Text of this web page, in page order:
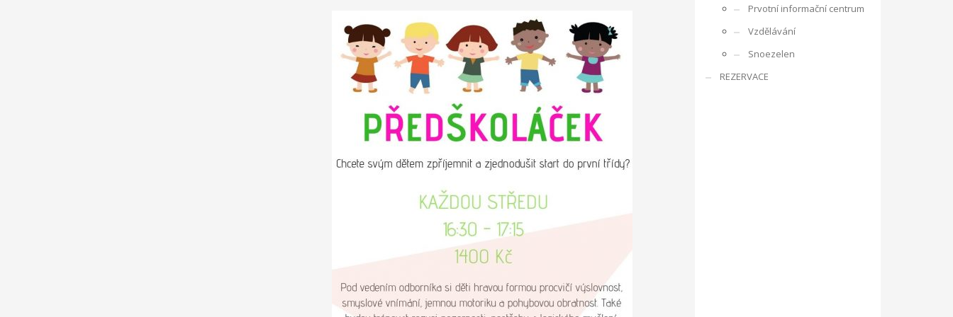
rozhodovací pravomocí. Účastníci se sejdou v třikrát během víkendu a třikrát v odpoledních hodinách. Projekt bude uzavřen konferencí s ostatními účastníky, obdobrníky a lidmi z
Everybody is unique Projekt Everybody is unique se zaměřuje na rozpoznání osobnosti mládeže,
diagnostiky a poté jejich vlastní motivaci k rozvoji. Reaguje na nárůst počtu nezaměstnaných mladých lidí, kteří neví, co chtějí - jaká oblast je zajímá, co umí apod. V rámci projektu je
realizován školící kurz pro pracovníky s mládeží z partnerských zemí: Řecko, Kypr, Itálie, Litva a hostitelská země ČR. Kurz proběhne v listopadu 2016 ve Zlíně v ČR, v organizaci RC
Kamarád-Nenuda. Pracovníci se budou rozvíjet v oblastech: psychologie osobnosti, interkulturní sdílení, Snoezelen v praxi, koučing, motivace a aktivizace, individuální rozvoj jedince.
Evropská dobrovolnická služba – Discover your possibilities with Kamarád – Nenuda
po zkušenosti z předchozích projektů EDS. Cílem je umožnit dobrovolníkům působit v organizaci, aby mohli zrealizovat své vlastní projekty. Plně se zapojí do
organizace má za cíl pro komunitu rozšíření nabídky činností organizace, seznámení s novou kulturou a komunikace s rodilými mluvčími.
působit 2 zahraniční dobrovolníci. Základním předpokladem pro přijetí zahraničního dobrovolníka je jeho velká motivace a jeho návrh na projekt pro činnost v organizaci.
projektu jsou sloučené s celkovou činností organizací. Dobrovolníci budou začleněni do celého pracovního běhu organizace a budou pracovat v miniškolce, v rámci odpoledních aktivit
pro mládež a budou se rovněž podílet na přípravě a nabídce svých vlastních aktivit. Budou svou činností propagovat EDS a program Erasmus+.
občanským sdružením Kamarád Nenuda realizují v letošním roce projekty Bezpečné hnízdo a Snoezelen.
Projekt zároveň napomáhá zdravému vývoji dítěte, přes
Prvotní informační centrum
Vzdělávání
Snoezelen
REZERVACE